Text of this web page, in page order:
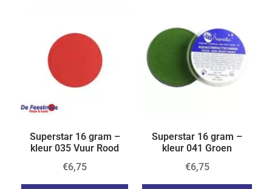
Superstar 16 gram –
kleur 035 Vuur Rood
€6,75
Superstar 16 gram –
kleur 041 Groen
€6,75